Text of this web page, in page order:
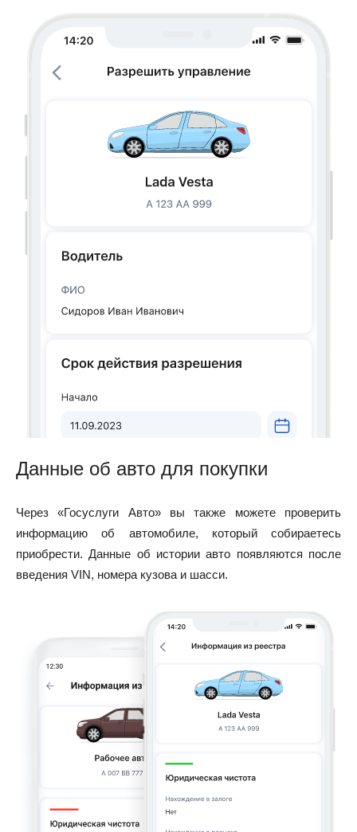
Данные об авто для покупки
Через «Госуслуги Авто» вы также можете проверить
информацию об автомобиле, который собираетесь
приобрести. Данные об истории авто появляются после
введения VIN, номера кузова и шасси.